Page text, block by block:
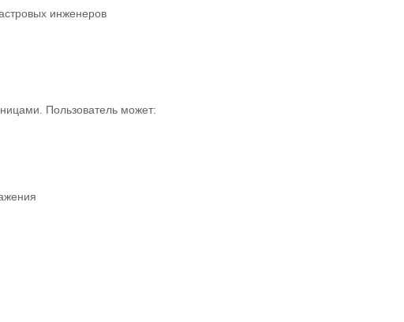
инженеров
Пользователь может: